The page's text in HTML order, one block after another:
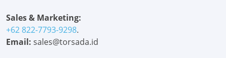
Sales & Marketing:
+62 822-7793-9298.
Email: sales@torsada.id